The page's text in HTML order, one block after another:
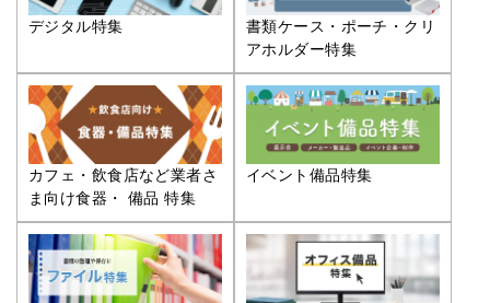
デジタル特集
書類ケース・ポーチ・クリ
アホルダー特集
カフェ・飲食店など業者さ
ま向け食器・ 備品 特集
イベント備品特集